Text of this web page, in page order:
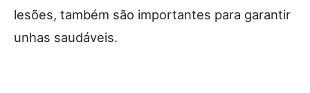
lesões, também são importantes para garantir
unhas saudáveis.